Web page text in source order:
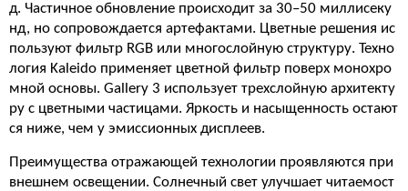
д. Частичное обновление происходит за 30–50 миллисеку
нд, но сопровождается артефактами. Цветные решения ис
пользуют фильтр RGB или многослойную структуру. Техно
логия Kaleido применяет цветной фильтр поверх монохро
мной основы. Gallery 3 использует трехслойную архитекту
ру с цветными частицами. Яркость и насыщенность остают
ся ниже, чем у эмиссионных дисплеев.
Преимущества отражающей технологии проявляются при
внешнем освещении. Солнечный свет улучшает читаемост